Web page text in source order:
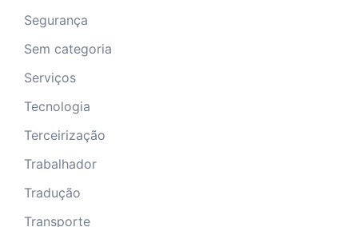
Segurança
Sem categoria
Serviços
Tecnologia
Terceirização
Trabalhador
Tradução
Transporte